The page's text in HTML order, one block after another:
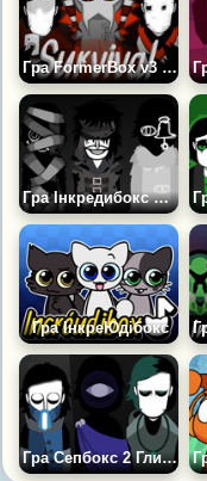
Гра FormerBox v3 Виживання (Інкредибокс)
Гра Інкредибокс Прокляття
Гра ІнкреЮдібокс
Гра Сепбокс 2 Глибина